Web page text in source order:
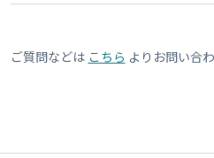
ご質問などは こちら よりお問い合